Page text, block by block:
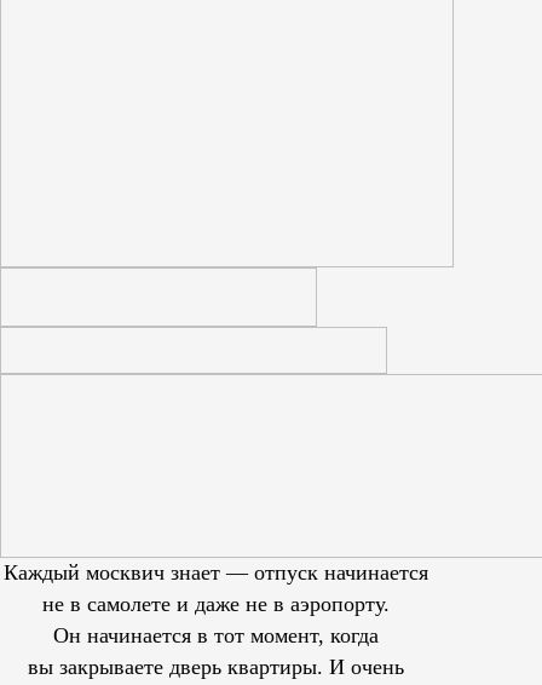
Каждый москвич знает — отпуск начинается
не в самолете и даже не в аэропорту.
Он начинается в тот момент, когда
вы закрываете дверь квартиры. И очень